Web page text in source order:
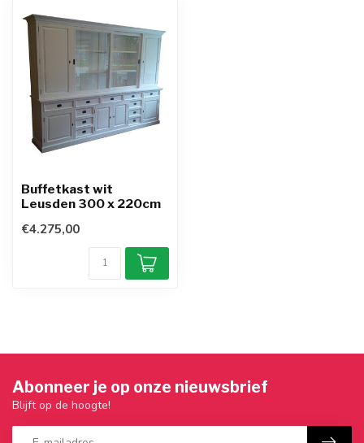
Buffetkast wit
Leusden 300 x 220cm
€4.275,00
Abonneer je op onze nieuwsbrief
Blijft op de hoogte!